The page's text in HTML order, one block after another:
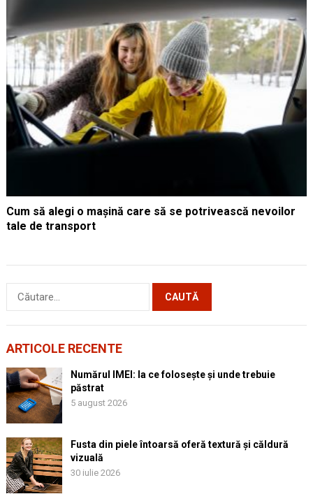
Cum să alegi o mașină care să se potrivească nevoilor
tale de transport
după:
ARTICOLE RECENTE
Numărul IMEI: la ce folosește și unde trebuie
păstrat
5 august 2026
Fusta din piele întoarsă oferă textură și căldură
vizuală
30 iulie 2026